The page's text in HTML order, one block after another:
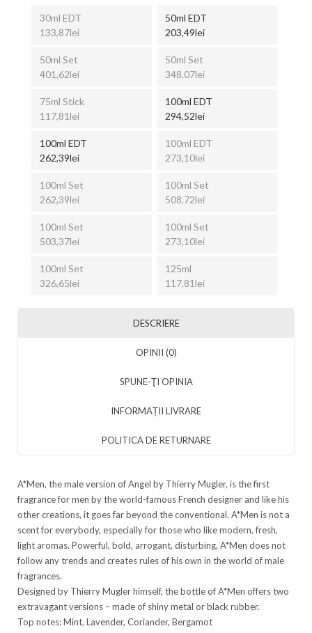
30ml EDT
133,87lei
50ml EDT
203,49lei
50ml Set
401,62lei
50ml Set
348,07lei
75ml Stick
117,81lei
100ml EDT
294,52lei
100ml EDT
262,39lei
100ml EDT
273,10lei
100ml Set
262,39lei
100ml Set
508,72lei
100ml Set
503,37lei
100ml Set
273,10lei
100ml Set
326,65lei
125ml
117,81lei
DESCRIERE
OPINII (0)
SPUNE-ŢI OPINIA
INFORMAȚII LIVRARE
POLITICA DE RETURNARE
A*Men, the male version of Angel by Thierry Mugler, is the first
fragrance for men by the world-famous French designer and like his
other creations, it goes far beyond the conventional. A*Men is not a
scent for everybody, especially for those who like modern, fresh,
light aromas. Powerful, bold, arrogant, disturbing, A*Men does not
follow any trends and creates rules of his own in the world of male
fragrances.
Designed by Thierry Mugler himself, the bottle of A*Men offers two
extravagant versions – made of shiny metal or black rubber.
Top notes: Mint, Lavender, Coriander, Bergamot